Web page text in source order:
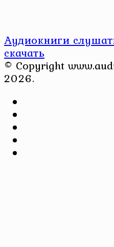
Аудиокниги
скачать
© Copyright
2026.